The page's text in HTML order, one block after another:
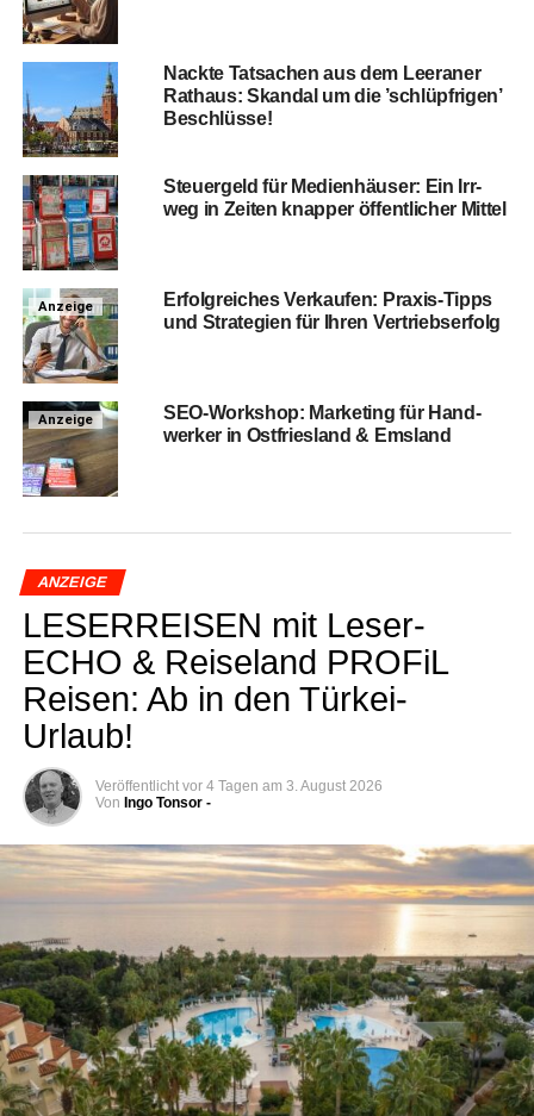
Nack­te Tat­sa­chen aus dem Leera­ner
Rat­haus: Skan­dal um die ’schlüpf­ri­gen’
Beschlüsse!
Steu­er­geld für Medi­en­häu­ser: Ein Irr­
weg in Zei­ten knap­per öffent­li­cher Mittel
Anzeige
Erfolg­rei­ches Ver­kau­fen: Pra­xis-Tipps
und Stra­te­gien für Ihren Vertriebserfolg
Anzeige
SEO-Work­shop: Mar­ke­ting für Hand­
wer­ker in Ost­fries­land & Emsland
ANZEIGE
LESERREISEN mit Lese­r­
ECHO & Rei­se­land PRO­FiL
Rei­sen: Ab in den Türkei-
Urlaub!
Veröffentlicht vor 4 Tagen am 3. August 2026
Von Ingo Tonsor -